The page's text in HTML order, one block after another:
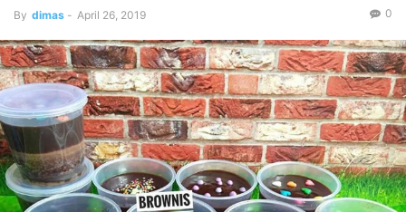
By dimas - April 26, 2019 0